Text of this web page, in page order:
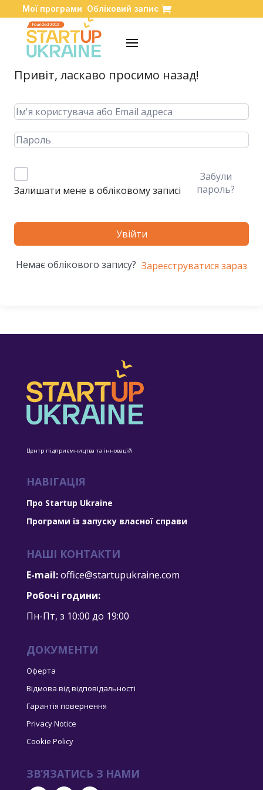
Мої програми Обліковий запис
Привіт, ласкаво просимо назад!
Залишати мене в обліковому записі
Забули
пароль?
Увійти
Немає облікового запису? Зареєструватися зараз
Центр підприємництва та інновацій
НАВІГАЦІЯ
Про Startup Ukraine
Програми із запуску власної справи
НАШІ КОНТАКТИ
E-mail:office@startupukraine.com
Робочі години:
Пн-Пт, з 10:00 дo 19:00
ДОКУМЕНТИ
Оферта
Відмова від відповідальності
Гарантія повернення
Privacy Notice
Cookie Policy
ЗВ’ЯЗАТИСЬ З НАМИ